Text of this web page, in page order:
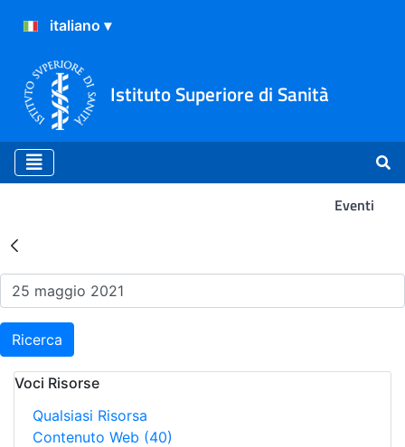
Istituto Superiore di Sanità
Eventi
Risultati della Ricerca -
Ricerca
Voci Risorse
Qualsiasi Risorsa
Contenuto Web (40)